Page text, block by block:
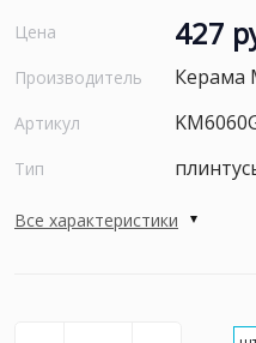
Цена 427
Производитель Керама
Артикул
Тип
Все характеристики